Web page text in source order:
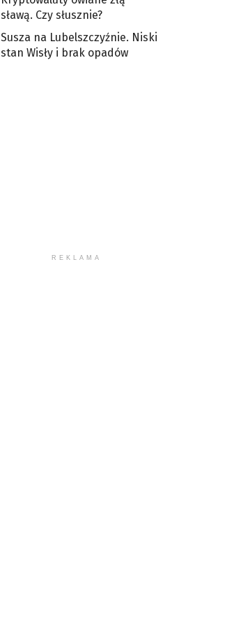
sławą. Czy słusznie?
Susza na Lubelszczyźnie. Niski
stan Wisły i brak opadów
REKLAMA